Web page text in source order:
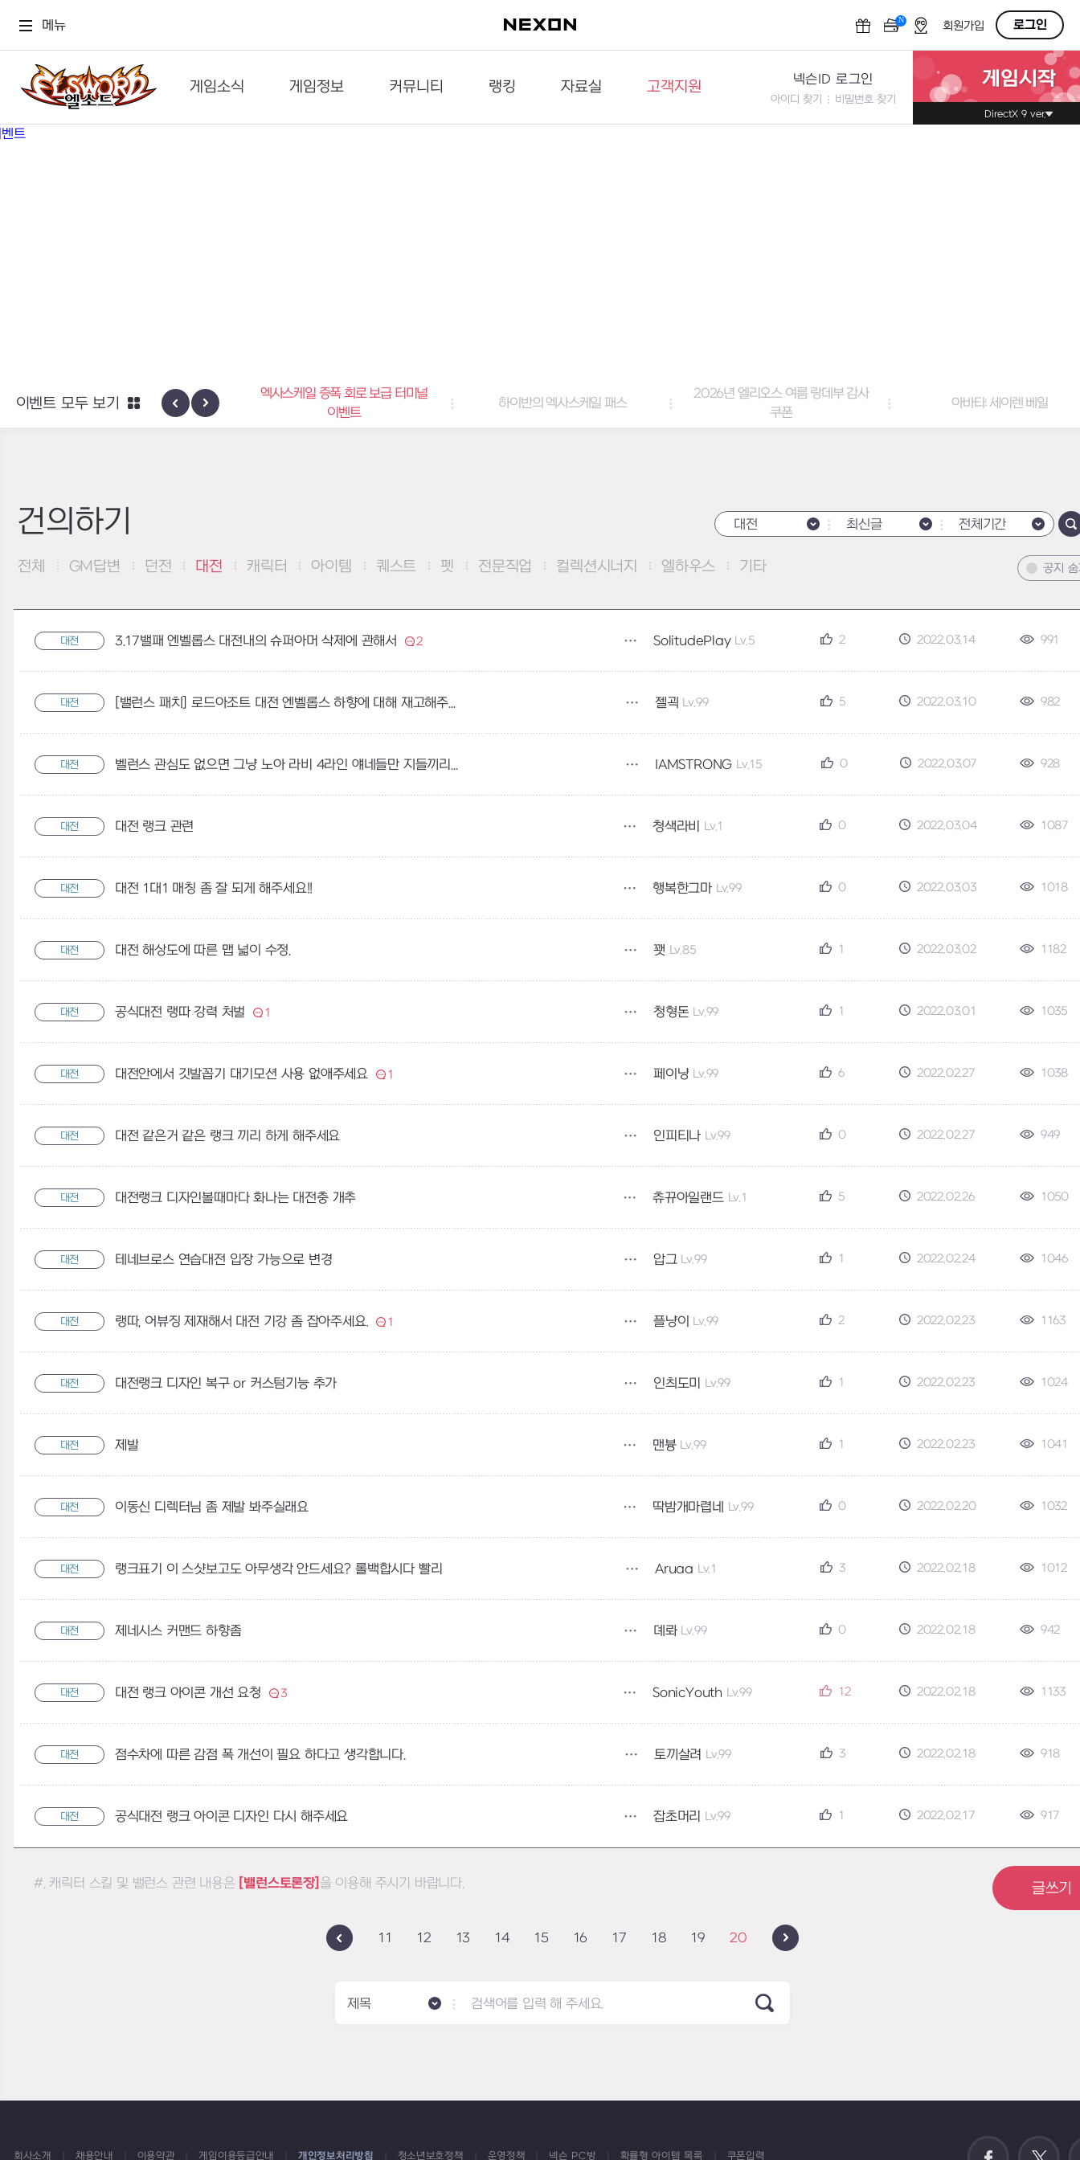
메뉴 N OFF회원가입 로그인
게임소식
공지사항
게임정보
세계관
커뮤니티
이슈게시판
랭킹
던전랭킹
자료실
다운로드
고객지원
문의하기
넥슨ID 로그인
아이디 찾기 비밀번호 찾기
게임시작
DirectX 9 ver.
신규 지역 네블론
엑사스케일 증폭 회로 보급 터미널
이벤트
하이반의 엑사스케일 패스
2026년 엘리오스 여름 랑데부 감사
아바타: 세이렌 베일
이벤트 모두 보기
건의하기 대전 최신글 전체기간
전체 GM답변 던전 대전 캐릭터 아이템 퀘스트 펫 전문직업 컬렉션시너지 엘하우스 기타 공지 숨
대전 3.17밸패 엔벨롭스 대전내의 슈퍼아머 삭제에 관해서 2 SolitudePlay Lv.5 2 2022.03.14 991
대전 [밸런스 패치] 로드아조트 대전 엔벨롭스 하향에 대해 재고해주세요. 젤괵 Lv.99 5 2022.03.10 982
대전 벨런스 관심도 없으면 그냥 노아 라비 4라인 얘네들만 지들끼리 매칭되게 만들면 안될까요? IAMSTRONG Lv.15 0 2022.03.07 928
대전 대전 랭크 관련 청색라비 Lv.1 0 2022.03.04 1087
대전 대전 1대1 매칭 좀 잘 되게 해주세요!! 행복한그마 Lv.99 0 2022.03.03 1018
대전 대전 해상도에 따른 맵 넓이 수정. 꽷 Lv.85 1 2022.03.02 1182
대전 공식대전 랭따 강력 처벌 1 청형돈 Lv.99 1 2022.03.01 1035
대전 대전안에서 깃발꼽기 대기모션 사용 없애주세요 1 페이냥 Lv.99 6 2022.02.27 1038
대전 대전 같은거 같은 랭크 끼리 하게 해주세요 인피티나 Lv.99 0 2022.02.27 949
대전 대전랭크 디자인볼때마다 화나는 대전충 개추 츄뀨아일랜드 Lv.1 5 2022.02.26 1050
대전 테네브로스 연습대전 입장 가능으로 변경 압그 Lv.99 1 2022.02.24 1046
대전 랭따, 어뷰징 제재해서 대전 기강 좀 잡아주세요. 1 플냥이 Lv.99 2 2022.02.23 1163
대전 대전랭크 디자인 복구 or 커스텀기능 추가 인츼도미 Lv.99 1 2022.02.23 1024
대전 제발 맨븅 Lv.99 1 2022.02.23 1041
대전 이동신 디렉터님 좀 제발 봐주실래요 딱밤개마렵네 Lv.99 0 2022.02.20 1032
대전 랭크표기 이 스샷보고도 아무생각 안드세요? 롤백합시다 빨리 Aruaa Lv.1 3 2022.02.18 1012
대전 제네시스 커맨드 하향좀 뎨롸 Lv.99 0 2022.02.18 942
대전 대전 랭크 아이콘 개선 요청 3 SonicYouth Lv.99 12 2022.02.18 1133
대전 점수차에 따른 감점 폭 개선이 필요 하다고 생각합니다. 토끼살려 Lv.99 3 2022.02.18 918
대전 공식대전 랭크 아이콘 디자인 다시 해주세요 잡초머리 Lv.99 1 2022.02.17 917
#. 캐릭터 스킬 및 밸런스 관련 내용은 [밸런스토론장] 을 이용해 주시기 바랍니다. 글쓰기
11 12 13 14 15 16 17 18 19 20
제목
회사소개 채용안내 이용약관 게임이용등급안내 개인정보처리방침 청소년보호정책 운영정책 넥슨 PC방 확률형 아이템 목록 쿠폰입력